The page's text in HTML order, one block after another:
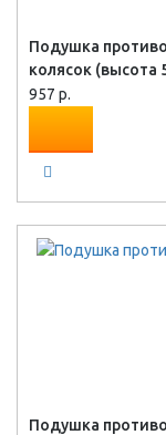
Подушка
колясок (высота
957 р.
Подушка